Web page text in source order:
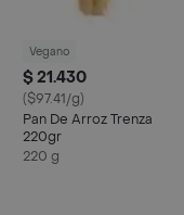
Vegano
$ 21.430
($97.41/g)
Pan De Arroz Trenza
220gr
220 g